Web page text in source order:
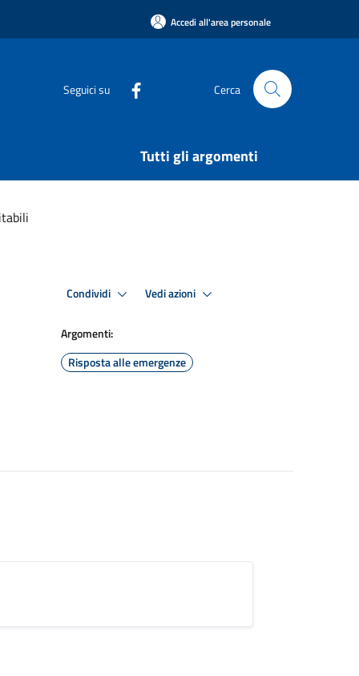
Accedi all'area personale
Seguici su Cerca
Tutti gli argomenti
Condividi Vedi azioni
Argomenti:
Risposta alle emergenze